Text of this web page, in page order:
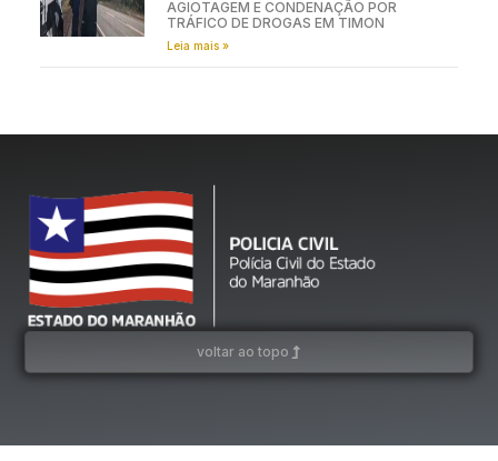
AGIOTAGEM E CONDENAÇÃO POR
TRÁFICO DE DROGAS EM TIMON
Leia mais »
voltar ao topo